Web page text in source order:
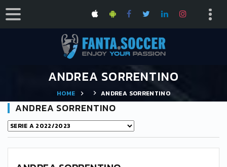
ANDREA SORRENTINO
HOME ANDREA SORRENTINO
ANDREA SORRENTINO